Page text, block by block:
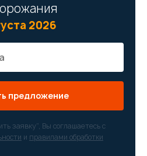
2026
предложение
заявку”, Вы соглашаетесь с
и правилами обработки